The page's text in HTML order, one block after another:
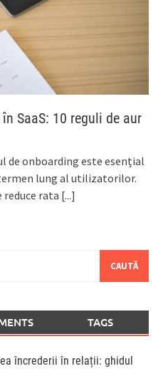
SaaS: 10 reguli de aur
de onboarding este esențial
lung al utilizatorilor.
rata [...]
TAGS
încrederii în relații: ghidul